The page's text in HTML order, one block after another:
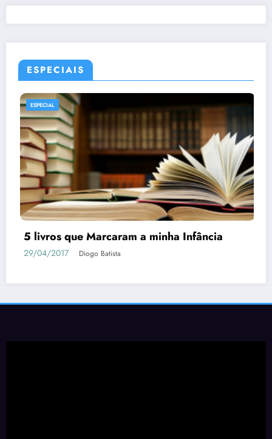
ESPECIAIS
ESPECIAL
5 livros que Marcaram a minha Infância
29/04/2017 Diogo Batista